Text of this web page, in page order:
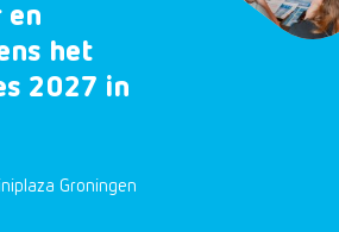
en
het
2027 in
Groningen